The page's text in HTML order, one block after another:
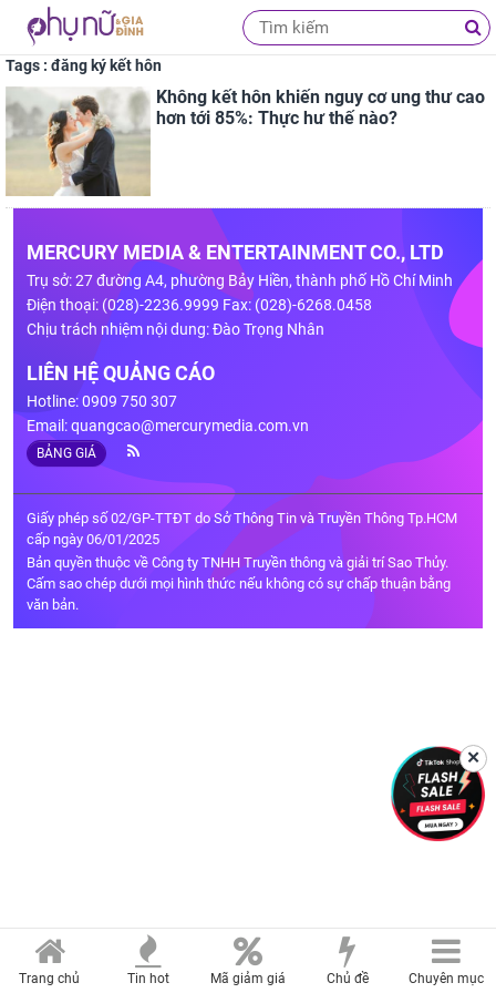
Tags : đăng ký kết hôn
Không kết hôn khiến nguy cơ ung thư cao
hơn tới 85%: Thực hư thế nào?
MERCURY MEDIA & ENTERTAINMENT CO., LTD
Trụ sở: 27 đường A4, phường Bảy Hiền, thành phố Hồ Chí Minh
Điện thoại: (028)-2236.9999 Fax: (028)-6268.0458
Chịu trách nhiệm nội dung: Đào Trọng Nhân
LIÊN HỆ QUẢNG CÁO
Hotline: 0909 750 307
Email:quangcao@mercurymedia.com.vn
BẢNG GIÁ
Giấy phép số 02/GP-TTĐT do Sở Thông Tin và Truyền Thông Tp.HCM
cấp ngày 06/01/2025
Bản quyền thuộc về Công ty TNHH Truyền thông và giải trí Sao Thủy.
Cấm sao chép dưới mọi hình thức nếu không có sự chấp thuận bằng
văn bản.
Trang chủ Tin hot Mã giảm giá Chủ đề Chuyên mục
✕